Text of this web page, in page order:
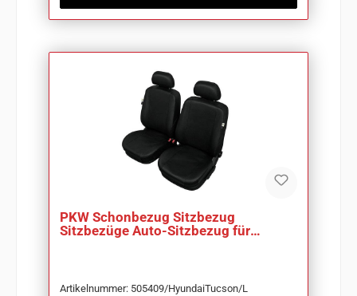
PKW Schonbezug Sitzbezug
Sitzbezüge Auto-Sitzbezug für
Artikelnummer: 505409/HyundaiTucson/L